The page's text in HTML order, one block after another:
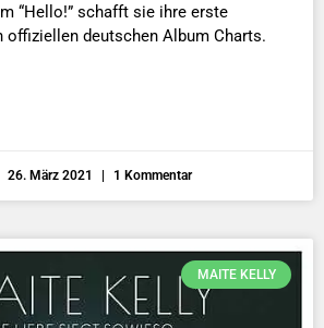
“Hello!” schafft sie ihre erste
offiziellen deutschen Album Charts.
26. März 2021 1 Kommentar
MAITE KELLY